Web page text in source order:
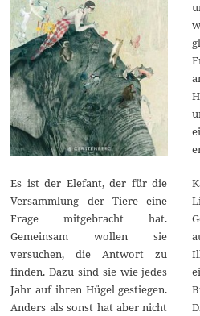
Es ist der Elefant, der für die
Versammlung der Tiere eine
Frage mitgebracht hat.
Gemeinsam wollen sie
versuchen, die Antwort zu
finden. Dazu sind sie wie jedes
Jahr auf ihren Hügel gestiegen.
Anders als sonst hat aber nicht